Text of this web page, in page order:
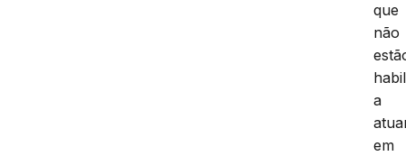
que
não
a
em